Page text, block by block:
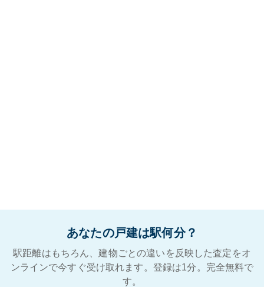
あなたの戸建は駅何分？
駅距離はもちろん、建物ごとの違いを反映した査定をオ
ンラインで今すぐ受け取れます。登録は1分。完全無料で
す。